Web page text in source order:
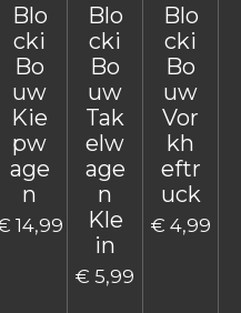
Blo
cki
Bo
uw
Kie
pw
age
n
14,99
Blo
cki
Bo
uw
Tak
elw
age
n
Kle
in
€ 5,99
Blo
cki
Bo
uw
Vor
kh
eftr
uck
€ 4,99